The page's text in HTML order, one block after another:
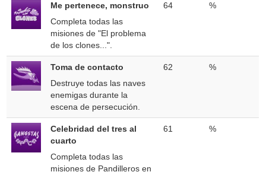
Me pertenece, monstruo
Completa todas las
misiones de "El problema
de los clones...".
64 %
Toma de contacto
Destruye todas las naves
enemigas durante la
escena de persecución.
62 %
Celebridad del tres al
cuarto
Completa todas las
misiones de Pandilleros en
61 %